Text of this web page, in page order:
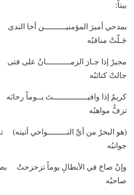
بيتاً:
بمدحي أميرَ المؤمنيـــــــــن أخا
جَـلّتْ مناقبُه
مجيرٌ إذا جـارَ الزمــــــــــانُ على فتى
جالتْ كتائبُه
كريمٌ إذا وافيــــــــــــــتَ يــوماً رحابَه
تزفُّ مواهبُه
(هو البحرُ من أيِّ النــــــــواحي أتيته)
جوانبُه
وإنْ صاحَ في الأبطالِ يوماً تزحزحتْ
صاحبُه